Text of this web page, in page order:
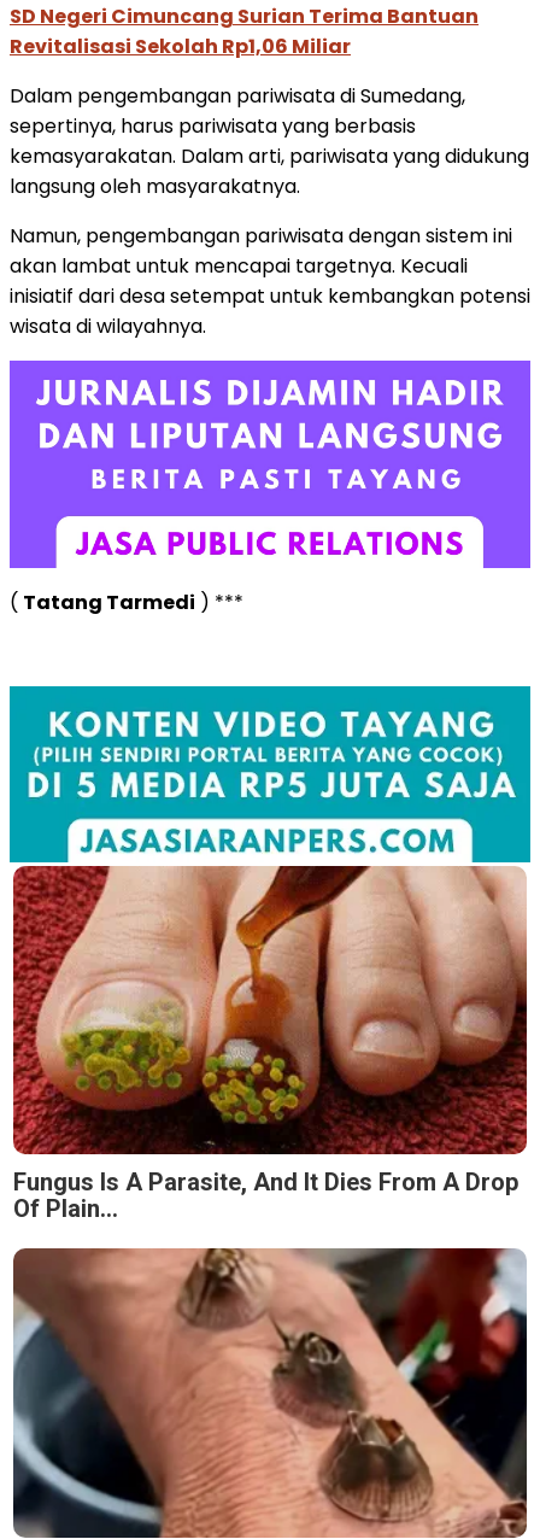
SD Negeri Cimuncang Surian Terima Bantuan
Revitalisasi Sekolah Rp1,06 Miliar
Dalam pengembangan pariwisata di Sumedang,
sepertinya, harus pariwisata yang berbasis
kemasyarakatan. Dalam arti, pariwisata yang didukung
langsung oleh masyarakatnya.
Namun, pengembangan pariwisata dengan sistem ini
akan lambat untuk mencapai targetnya. Kecuali
inisiatif dari desa setempat untuk kembangkan potensi
wisata di wilayahnya.
( Tatang Tarmedi ) ***
Fungus Is A Parasite, And It Dies From A Drop
Of Plain...